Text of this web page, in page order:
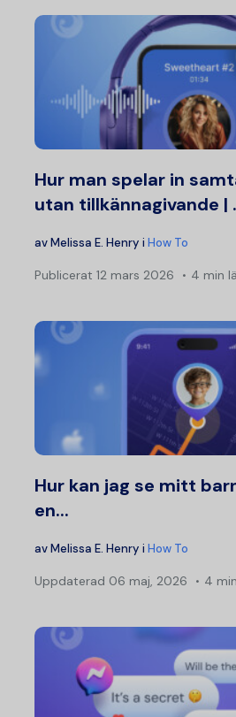
Hur man spelar in
utan tillkännagivande |
avMelissa E. Henry i How To
Publicerat 12 mars 2026 4 min
Hur kan jag se mitt
en...
avMelissa E. Henry i How To
Uppdaterad 06 maj, 2026 4